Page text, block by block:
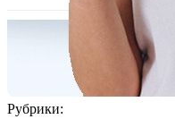
Рубрики: